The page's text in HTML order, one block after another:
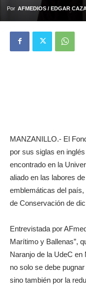
Por AFMEDIOS / EDGAR
MANZANILLO.- El
por sus siglas en
encontrado en la
aliado en las labores
emblemáticas del
de Conservación de
Entrevistada por
Marítimo y Ballenas”,
Naranjo de la UdeC
no solo se debe
sino también por la